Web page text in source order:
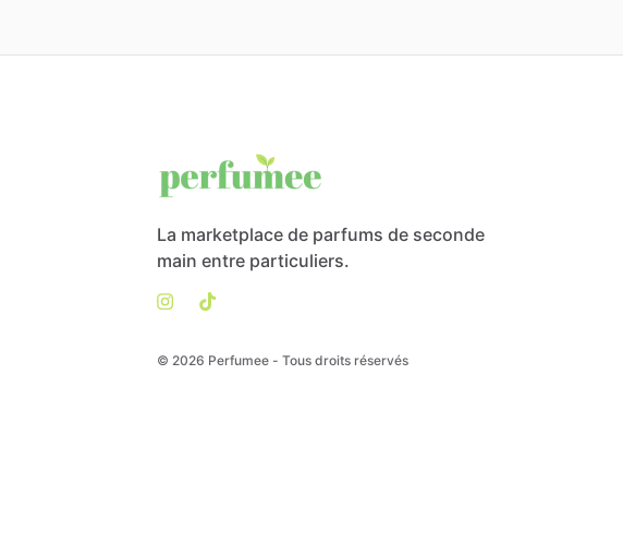
La marketplace de parfums de seconde
main entre particuliers.
© 2026 Perfumee - Tous droits réservés